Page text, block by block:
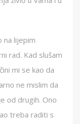
na lijepim
rad. Kad slušam
mi se kao da
ne mislim da
od drugih. Ono
treba raditi s